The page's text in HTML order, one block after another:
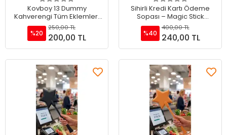
Sepete Ekle
Kovboy 13 Dummy
Kahverengi Tüm Eklemleri
Hareketli Aksiyon Figürü
Oyuncak
%20
250,00 TL
200,00 TL
Sepete Ekle
Sihirli Kredi Kartı Ödeme
Sopası – Magic Stick
Temassız Ödeme Sopası
Yeşil
%40
400,00 TL
240,00 TL